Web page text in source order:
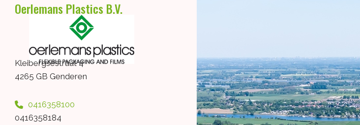
Oerlemans Plastics B.V.
Kleibergsestraat 4
4265 GB Genderen
0416358100
0416358184